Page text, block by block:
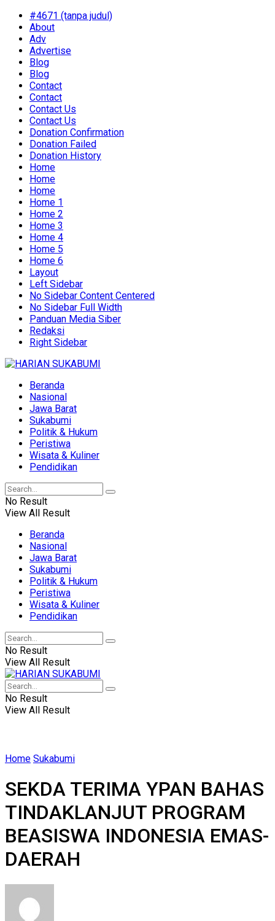
#4671 (tanpa judul)
About
Adv
Advertise
Blog
Blog
Contact
Contact
Contact Us
Contact Us
Donation Confirmation
Donation Failed
Donation History
Home
Home
Home
Home 1
Home 2
Home 3
Home 4
Home 5
Home 6
Layout
Left Sidebar
No Sidebar Content Centered
No Sidebar Full Width
Panduan Media Siber
Redaksi
Right Sidebar
Beranda
Nasional
Jawa Barat
Sukabumi
Politik & Hukum
Peristiwa
Wisata & Kuliner
Pendidikan
No Result
View All Result
Beranda
Nasional
Jawa Barat
Sukabumi
Politik & Hukum
Peristiwa
Wisata & Kuliner
Pendidikan
No Result
View All Result
No Result
View All Result
Home Sukabumi
SEKDA TERIMA YPAN BAHAS
TINDAKLANJUT PROGRAM
BEASISWA INDONESIA EMAS-
DAERAH